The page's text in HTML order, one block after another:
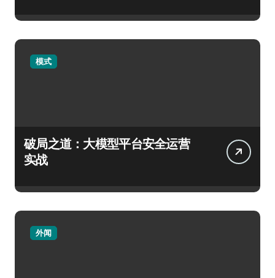
模式
破局之道：大模型平台安全运营
实战
外闻